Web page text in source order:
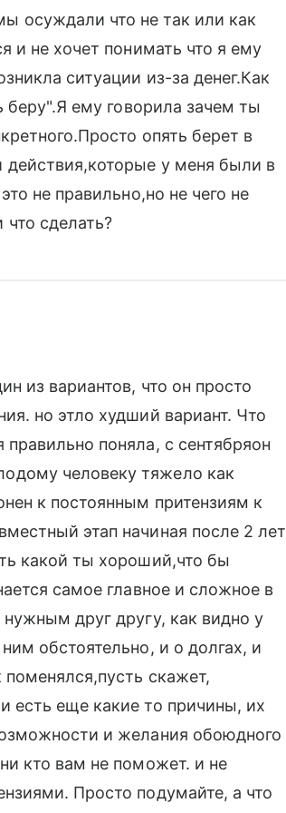
осуждали что не так или как
и не хочет понимать что я ему
ситуации из-за денег.Как
беру".Я ему говорила зачем ты
опять берет в
у меня были в
не правильно,но не чего не
сделать?
из вариантов, что он просто
но этло худший вариант. Что
поняла, с сентябряон
человеку тяжело как
к постоянным притензиям к
этап начиная после 2 лет
какой ты хороший,что бы
самое главное и сложное в
друг другу, как видно у
обстоятельно, и о долгах, и
скажет,
есть еще какие то причины, их
и желания обоюдного
кто вам не поможет. и не
Просто подумайте, а что